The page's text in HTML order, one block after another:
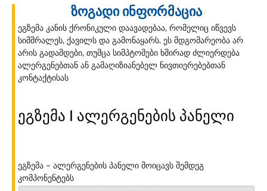
ზოგადი ინფორმაცია
ეგზემა კანის ქრონიკული დაავადებაა, რომელიც იწვევს
სიმშრალეს, ქავილს და გამონაყარს. ეს მდგომარეობა არ
არის გადამდები, თუმცა სიმპტომები ხშირად ძლიერდება
ალერგენებთან ან გამაღიზიანებელ ნივთიერებებთან
კონტაქტისას
ეგზემა I ალერგენების პანელი
ეგზემა – ალერგენების პანელი მოიცავს შემდეგ
კომპონენტებს